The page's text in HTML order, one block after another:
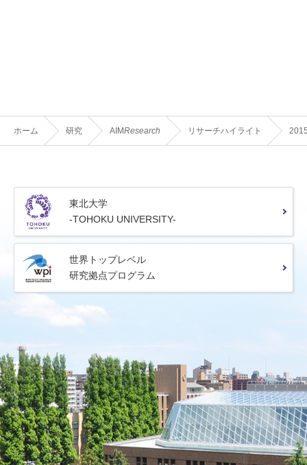
ホーム 研究 AIMResearch リサーチハイライト
東北大学
-TOHOKU UNIVERSITY-
世界トップレベル
研究拠点プログラム